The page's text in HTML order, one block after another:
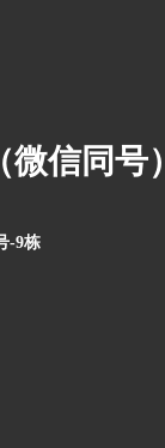
微信同号
-9栋